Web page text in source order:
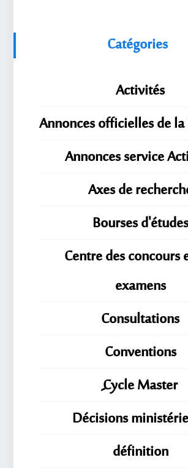
Catégories
Activités
Annonces officielles de
Annonces service
Axes de
Bourses d'études
Centre des concours
examens
Consultations
Conventions
ِِِCycle Master
Décisions
définition